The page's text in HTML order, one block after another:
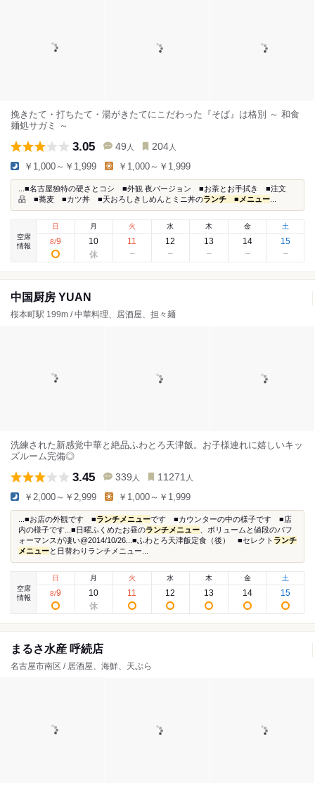
挽きたて・打ちたて・湯がきたてにこだわった『そば』は格別 ～ 和食
麺処サガミ ～
3.05 49 人 204 人
￥1,000～￥1,999 ￥1,000～￥1,999
...■名古屋独特の硬さとコシ ■外観 夜バージョン ■お茶とお手拭き ■注文
品 ■蕎麦 ■カツ丼 ■天おろしきしめんとミニ丼のランチ ■メニュー
空席
情報
日
8/9
月
10
火
11
水
12
木
13
金
14
土
15
中国厨房 YUAN
桜本町駅 199m / 中華料理、居酒屋、担々麺
洗練された新感覚中華と絶品ふわとろ天津飯。お子様連れに嬉しいキッ
ズルーム完備◎
3.45 339 人 11271 人
￥2,000～￥2,999 ￥1,000～￥1,999
...■お店の外観です ■ランチメニューです ■カウンターの中の様子です ■店
内の様子です...■日曜ふくめたお昼のランチメニュー 、ボリュームと値段のパフ
ォーマンスが凄い@2014/10/26...■ふわとろ天津飯定食（後） ■セレクト ランチ
メニューと日替わりランチメニュー...
空席
情報
日
8/9
月
10
火
11
水
12
木
13
金
14
土
15
まるさ水産 呼続店
名古屋市南区 / 居酒屋、海鮮、天ぷら